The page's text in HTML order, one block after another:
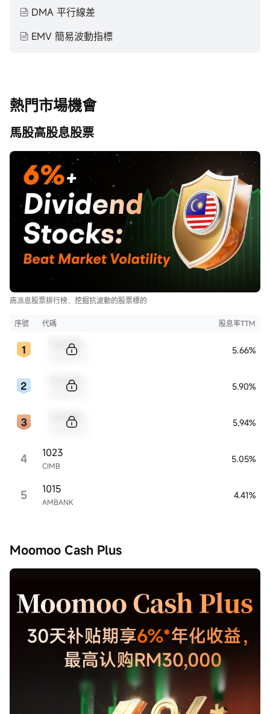
DMA 平行線差
EMV 簡易波動指標
熱門市場機會
馬股高股息股票
高派息股票排行榜，挖掘抗波動的股票標的
序號 代碼 股息率TTM
5.66%
5.90%
5.94%
4 CIMB
1023 5.05%
5 AMBANK
1015 4.41%
Moomoo Cash Plus